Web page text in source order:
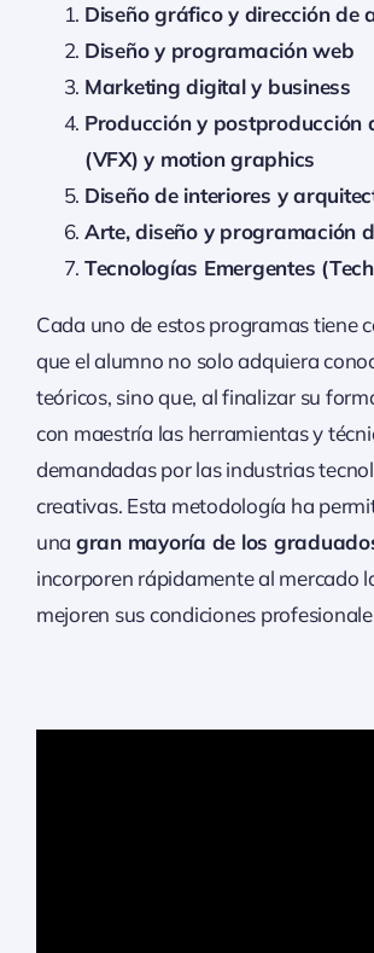
Diseño gráfico y dirección de
Diseño y programación web
Marketing digital y business
Producción y postproducción
(VFX) y motion graphics
Diseño de interiores y
Arte, diseño y programación
Tecnologías Emergentes
Cada uno de estos programas tiene
que el alumno no solo adquiera
teóricos, sino que, al finalizar su
con maestría las herramientas y
demandadas por las industrias
creativas. Esta metodología ha
una gran mayoría de los
incorporen rápidamente al mercado
mejoren sus condiciones